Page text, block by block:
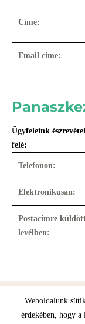
Címe:
Email címe:
Ügyfeleink
felé:
Telefonon:
Elektronikusan:
Postacímre
levélben:
Oldal
Weboldalunk
érdekében, hogy